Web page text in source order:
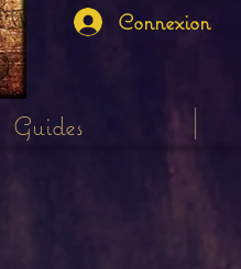
Connexion
Guides